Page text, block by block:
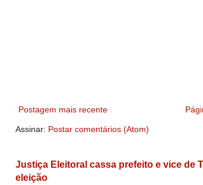
Postagem mais recente
Assinar: Postar comentários (Atom)
Justiça Eleitoral cassa prefeito e vice de
eleição